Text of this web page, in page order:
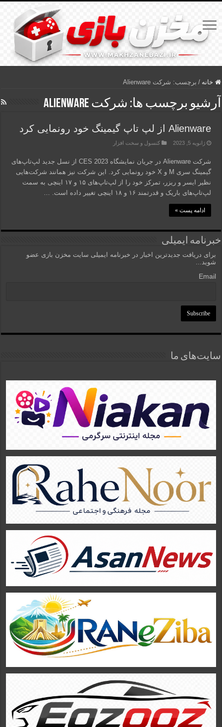
خانه / برچسب: شرکت Alienware
آرشیو برچسب ها: شرکت Alienware
Alienware از لپ تاپ گیمینگ خود رونمایی کرد
ژانویه 5, 2023 کنسول و سخت افزار
شرکت Alienware در جریان نمایشگاه CES 2023 از نسل جدید لپ‌تاپ‌های
گیمینگ سری M و X خود رونمایی کرد. این شرکت نیز همانند شرکت‌هایی
نظیر ایسر و ریزر، تمرکز خود را از لپ‌تاپ‌های ۱۵ و ۱۷ اینچی به سمت
لپ‌تاپ‌های باریک و قدرتمند ۱۶ و ۱۸ اینچی تغییر داده است. …
ادامه پست »
خبرنامه ایمیلی
برای دریافت جدیدترین اخبار در خبرنامه ایمیلی سایت مخزن بازی عضو
شوید...
Email
سایت‌های ما